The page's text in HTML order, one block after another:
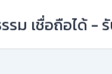
รม เชื่อถือได้ -